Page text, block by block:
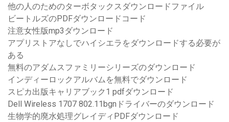
他の人のためのターボタックスダウンロードファイル
ビートルズのPDFダウンロードコード
注意女性版mp3ダウンロード
アプリストアなしでハイシエラをダウンロードする必要が
ある
無料のアダムスファミリーシリーズのダウンロード
インディーロックアルバムを無料でダウンロード
スピカ出版キャリアブック1 pdfダウンロード
Dell Wireless 1707 802.11bgnドライバーのダウンロード
生物学的廃水処理グレイディPDFダウンロード